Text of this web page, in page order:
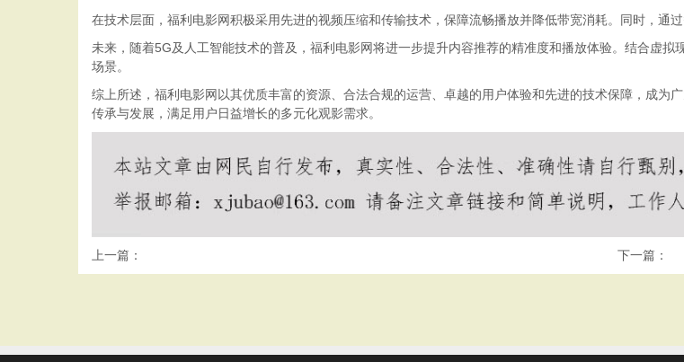
在技术层面，福利电影网积极采用先进的视频压缩和传输技术，保障流畅播放并降低带宽消耗。同时，通
未来，随着5G及人工智能技术的普及，福利电影网将进一步提升内容推荐的精准度和播放体验。结合虚
场景。
综上所述，福利电影网以其优质丰富的资源、合法合规的运营、卓越的用户体验和先进的技术保障，成为
传承与发展，满足用户日益增长的多元化观影需求。
上一篇： 下一篇：